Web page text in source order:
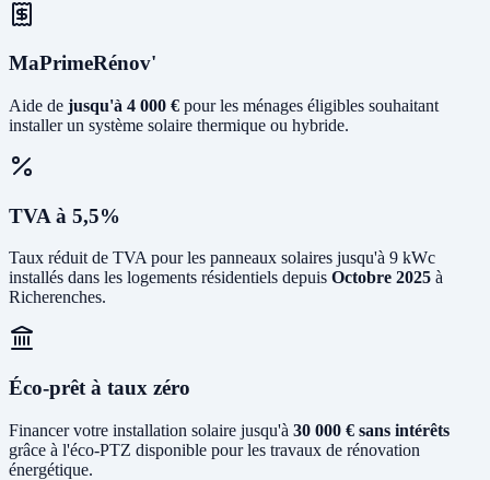
MaPrimeRénov'
Aide de jusqu'à 4 000 € pour les ménages éligibles souhaitant
installer un système solaire thermique ou hybride.
TVA à 5,5%
Taux réduit de TVA pour les panneaux solaires jusqu'à 9 kWc
installés dans les logements résidentiels depuis Octobre 2025 à
Richerenches.
Éco-prêt à taux zéro
Financer votre installation solaire jusqu'à 30 000 € sans intérêts
grâce à l'éco-PTZ disponible pour les travaux de rénovation
énergétique.